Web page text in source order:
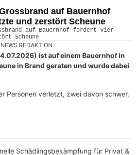
auf Bauernhof
und zerstört Scheune
REDAKTION
ist auf einem Bauernhof in
in Brand geraten und wurde dabei
Personen verletzt, zwei davon schwer.